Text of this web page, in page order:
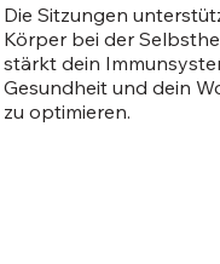
Die Sitzungen
Körper bei der
stärkt dein
Gesundheit und dein
zu optimieren.